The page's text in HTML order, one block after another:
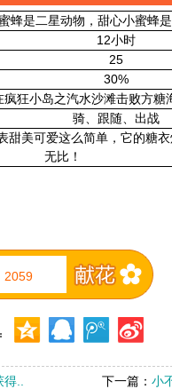
蜂是二星动物，甜心小蜜蜂
12小时
25
30%
疯狂小岛之汽水沙滩击败方糖
骑、跟随、出战
甜美可爱这么简单，它的糖
无比！
2059
.. 下一篇： 小